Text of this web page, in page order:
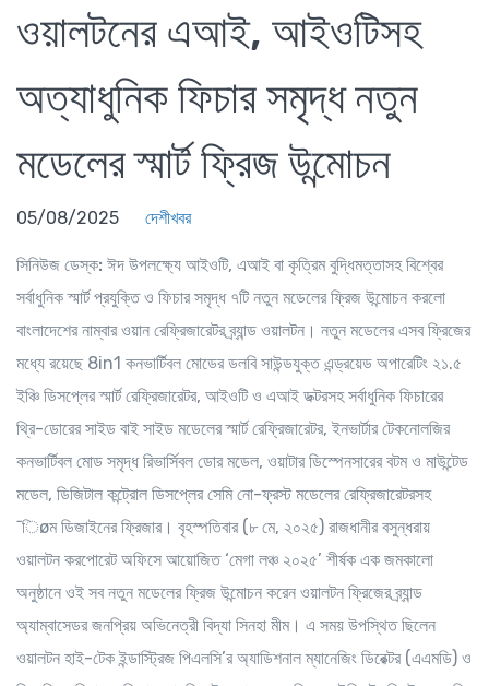
ওয়ালটনের এআই, আইওটিসহ
অত্যাধুনিক ফিচার সমৃদ্ধ নতুন
মডেলের স্মার্ট ফ্রিজ উন্মোচন
05/08/2025 দেশীখবর
সিনিউজ ডেস্ক: ঈদ উপলক্ষ্যে আইওটি, এআই বা কৃত্রিম বুদ্ধিমত্তাসহ বিশ্বের
সর্বাধুনিক স্মার্ট প্রযুক্তি ও ফিচার সমৃদ্ধ ৭টি নতুন মডেলের ফ্রিজ উন্মোচন করলো
বাংলাদেশের নাম্বার ওয়ান রেফ্রিজারেটর ব্র্যান্ড ওয়ালটন। নতুন মডেলের এসব ফ্রিজের
মধ্যে রয়েছে 8in1 কনভার্টিবল মোডের ডলবি সাউন্ডযুক্ত এন্ড্রয়েড অপারেটিং ২১.৫
ইঞ্চি ডিসপ্লের স্মার্ট রেফ্রিজারেটর, আইওটি ও এআই ডক্টরসহ সর্বাধুনিক ফিচারের
থ্রি-ডোরের সাইড বাই সাইড মডেলের স্মার্ট রেফ্রিজারেটর, ইনভার্টার টেকনোলজির
কনভার্টিবল মোড সমৃদ্ধ রিভার্সিবল ডোর মডেল, ওয়াটার ডিস্পেনসারের বটম ও মাউন্টেড
মডেল, ডিজিটাল কন্ট্রোল ডিসপ্লের সেমি নো-ফ্রস্ট মডেলের রেফ্রিজারেটরসহ
¯িøম ডিজাইনের ফ্রিজার। বৃহস্পতিবার (৮ মে, ২০২৫) রাজধানীর বসুন্ধরায়
ওয়ালটন করপোরেট অফিসে আয়োজিত ‘মেগা লঞ্চ ২০২৫’ শীর্ষক এক জমকালো
অনুষ্ঠানে ওই সব নতুন মডেলের ফ্রিজ উন্মোচন করেন ওয়ালটন ফ্রিজের ব্র্যান্ড
অ্যাম্বাসেডর জনপ্রিয় অভিনেত্রী বিদ্যা সিনহা মীম। এ সময় উপস্থিত ছিলেন
ওয়ালটন হাই-টেক ইন্ডাস্ট্রিজ পিএলসি’র অ্যাডিশনাল ম্যানেজিং ডিরেক্টর (এএমডি) ও